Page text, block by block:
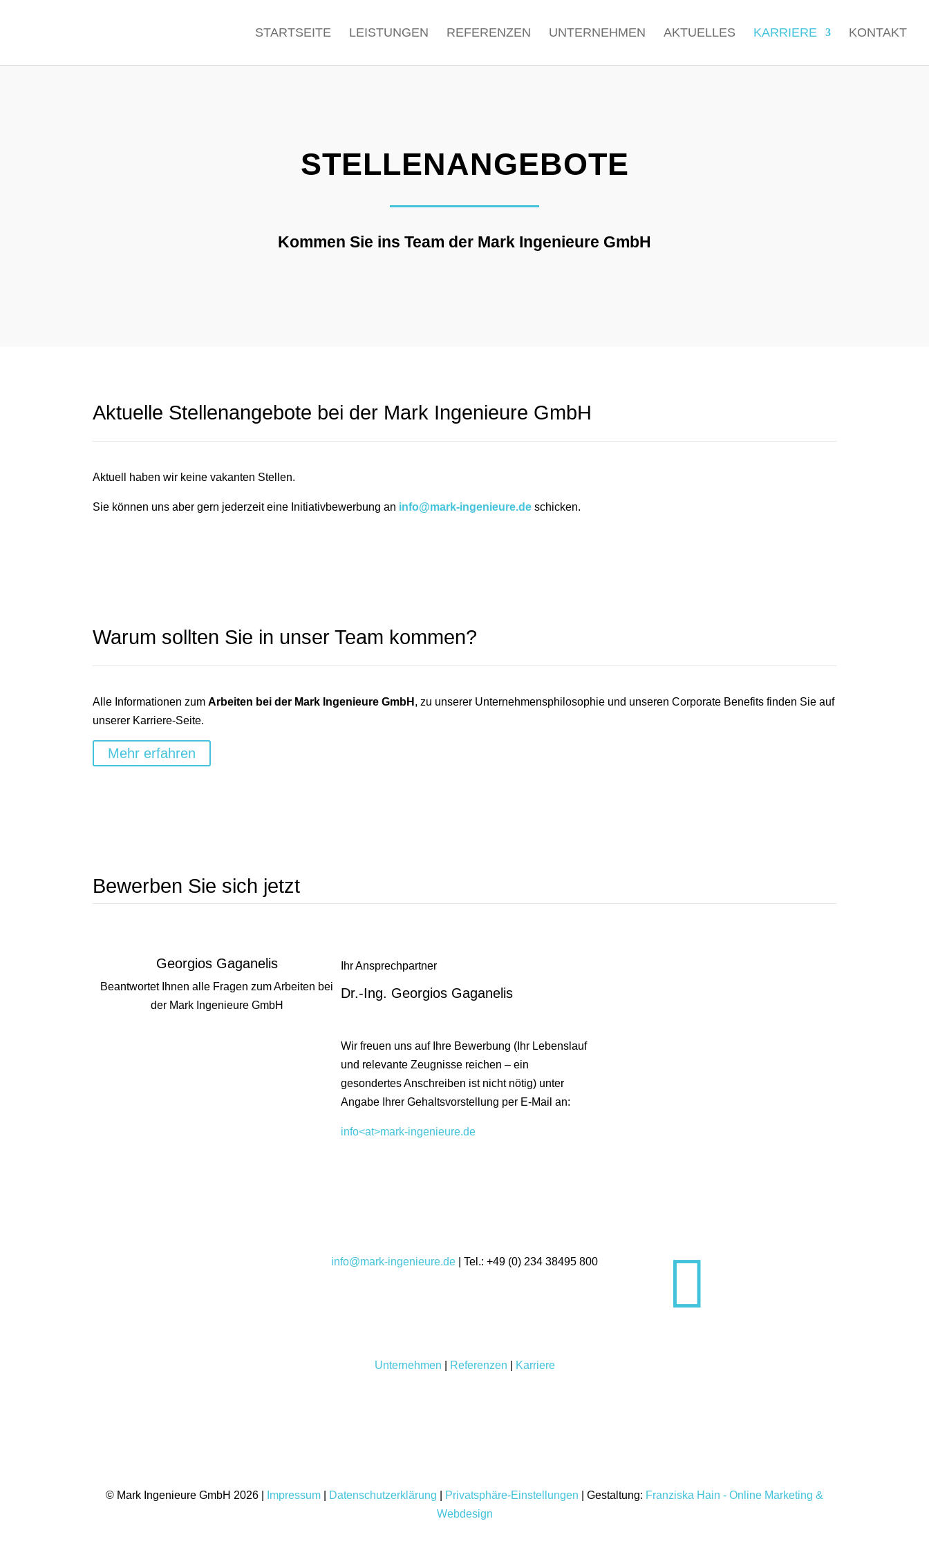
STARTSEITE LEISTUNGEN REFERENZEN UNTERNEHMEN AKTUELLES KARRIERE KONTAKT
STELLENANGEBOTE
Kommen Sie ins Team der Mark Ingenieure GmbH
Aktuelle Stellenangebote bei der Mark Ingenieure GmbH
Aktuell haben wir keine vakanten Stellen.
Sie können uns aber gern jederzeit eine Initiativbewerbung an info@mark-ingenieure.de schicken.
Warum sollten Sie in unser Team kommen?
Alle Informationen zumArbeiten bei der Mark Ingenieure GmbH , zu unserer Unternehmensphilosophie und unseren Corporate Benefits finden Sie auf
unserer Karriere-Seite.
Mehr erfahren
Bewerben Sie sich jetzt
Georgios Gaganelis
Beantwortet Ihnen alle Fragen zum Arbeiten bei
der Mark Ingenieure GmbH
Ihr Ansprechpartner
Dr.-Ing. Georgios Gaganelis
Wir freuen uns auf Ihre Bewerbung (Ihr Lebenslauf
und relevante Zeugnisse reichen – ein
gesondertes Anschreiben ist nicht nötig) unter
Angabe Ihrer Gehaltsvorstellung per E-Mail an:
info<at>mark-ingenieure.de
info@mark-ingenieure.de| Tel.: +49 (0) 234 38495 800 
Unternehmen Referenzen Karriere
© Mark Ingenieure GmbH 2026 | Impressum Datenschutzerklärung Privatsphäre-Einstellungen | Gestaltung: Franziska Hain - Online Marketing &
Webdesign